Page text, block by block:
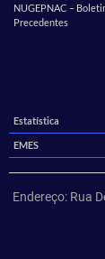
NUGEPNAC –
Precedentes
Estatística
EMES
Endereço: Rua